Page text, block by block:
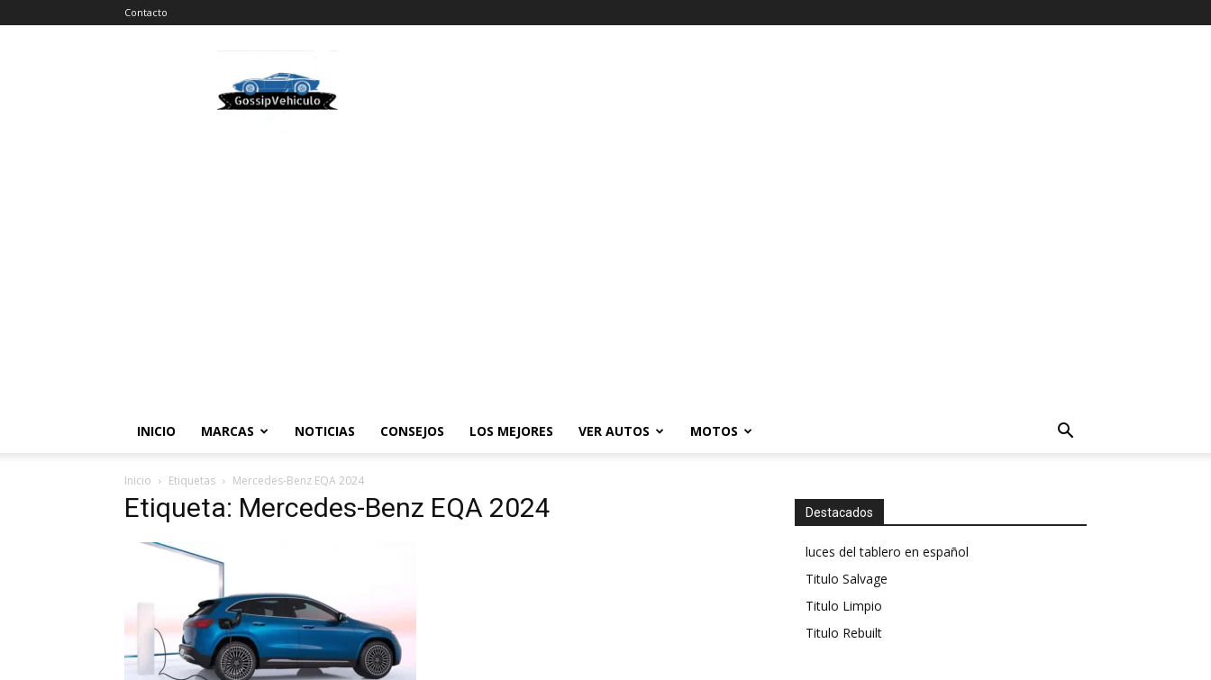
Contacto
Vehiculos
INICIO MARCAS NOTICIAS CONSEJOS LOS MEJORES VER AUTOS MOTOS
Inicio Etiquetas Mercedes-Benz EQA 2024
Etiqueta: Mercedes-Benz EQA 2024 Destacados
luces del tablero en español
Titulo Salvage
Titulo Limpio
Titulo Rebuilt